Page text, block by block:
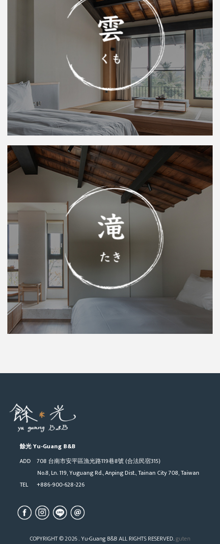
餘光 Yu-Guang B&B
ADD 708 台南市安平區漁光路119巷8號 (合法民宿315)
No.8, Ln. 119, Yuguang Rd., Anping Dist., Tainan City 708, Taiwan
TEL +886-900-628-226
COPYRIGHT © 2026 . Yu-Guang B&B ALL RIGHTS RESERVED.guten